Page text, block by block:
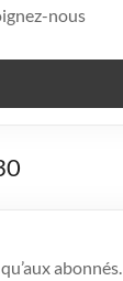
nous
abonnés.